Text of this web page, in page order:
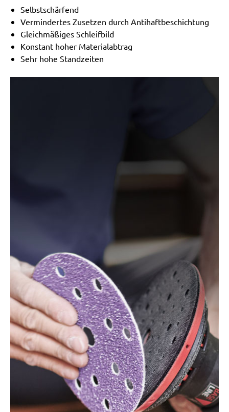
Selbstschärfend
Vermindertes Zusetzen durch Antihaftbeschichtung
Gleichmäßiges Schleifbild
Konstant hoher Materialabtrag
Sehr hohe Standzeiten